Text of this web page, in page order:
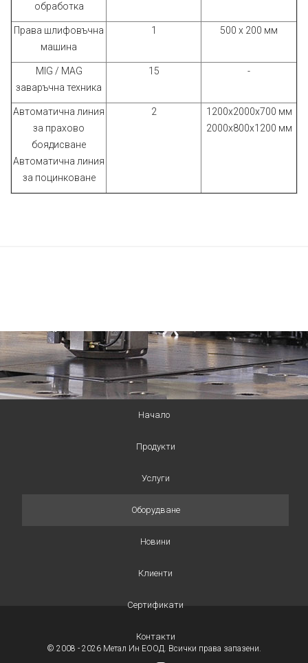
обработка
Права шлифовъчна
машина
1 500 х 200 мм
MIG / MAG
заваръчна техника
15 -
Автоматична линия
за прахово
боядисване
Автоматична линия
за поцинковане
2
1200х2000х700 мм
2000х800х1200 мм
Начало
Продукти
Услуги
Оборудване
Новини
Клиенти
Сертификати
Контакти
© 2008 - 2026 Метал Ин ЕООД. Всички права запазени.